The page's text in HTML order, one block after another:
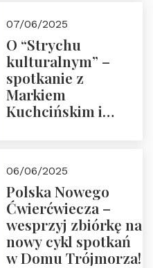
07/06/2025
O “Strychu
kulturalnym” –
spotkanie z
Markiem
Kuchcińskim i
18:00
06/06/2025
Polska Nowego
Ćwierćwiecza –
wesprzyj zbiórkę na
nowy cykl spotkań
w Domu Trójmorza!